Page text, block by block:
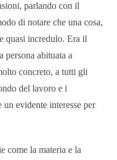
parlando con il
di notare che una cosa,
quasi incredulo. Era il
persona abituata a
concreto, a tutti gli
del lavoro e i
un evidente interesse per
come la materia e la